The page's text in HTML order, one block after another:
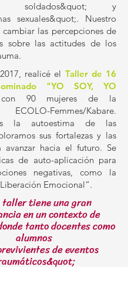
soldados&quot; y
sexuales&quot;. Nuestro
las percepciones de
sobre las actitudes de los
realicé el Taller de 16
"YO SOY, YO
90 mujeres de la
Femmes/Kabare.
la autoestima de las
sus fortalezas y las
avanzar hacia el futuro. Se
de auto-aplicación para
negativas, como la
Emocional”.
taller tiene una gran
en un contexto de
tanto docentes como
alumnos
de eventos